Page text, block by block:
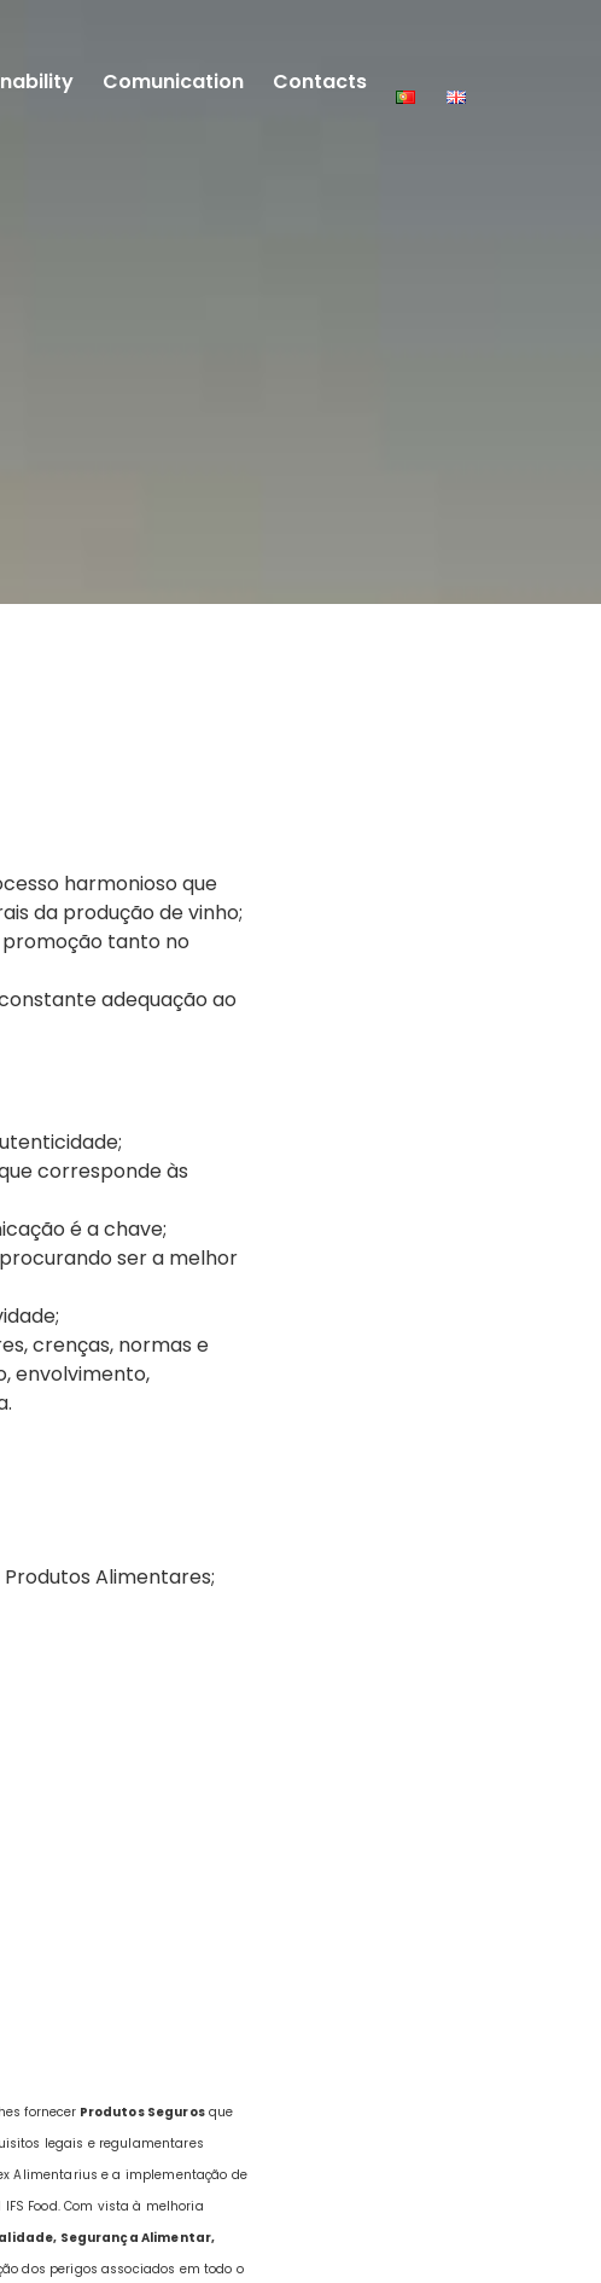
Comunication Contacts
harmonioso que
da produção de vinho;
promoção tanto no
adequação ao
corresponde às
é a chave;
ser a melhor
crenças, normas e
envolvimento,
Alimentares;
fornecer Produtos Segurosque
legais e regulamentares
Alimentarius e a implementação de
Food. Com vista à melhoria
Segurança Alimentar,
dos perigos associados em todo o